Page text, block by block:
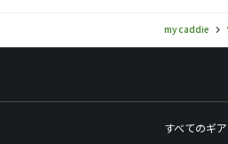
my caddie
すべてのギ